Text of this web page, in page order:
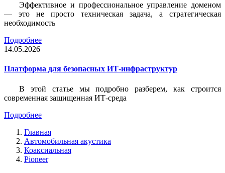
Эффективное и профессиональное управление доменом
— это не просто техническая задача, а стратегическая
необходимость
Подробнее
14.05.2026
Платформа для безопасных ИТ-инфраструктур
В этой статье мы подробно разберем, как строится
современная защищенная ИТ-среда
Подробнее
Главная
Автомобильная акустика
Коаксиальная
Pioneer